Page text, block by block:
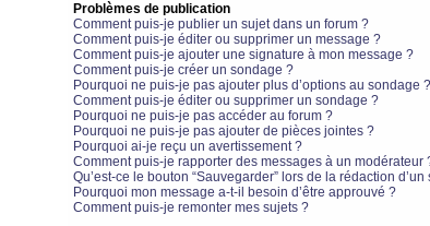
Problèmes de publication
Comment puis-je publier un sujet dans un forum ?
Comment puis-je éditer ou supprimer un message ?
Comment puis-je ajouter une signature à mon message ?
Comment puis-je créer un sondage ?
Pourquoi ne puis-je pas ajouter plus d’options au sondage ?
Comment puis-je éditer ou supprimer un sondage ?
Pourquoi ne puis-je pas accéder au forum ?
Pourquoi ne puis-je pas ajouter de pièces jointes ?
Pourquoi ai-je reçu un avertissement ?
Comment puis-je rapporter des messages à un modérateur
Qu’est-ce le bouton “Sauvegarder” lors de la rédaction d’un
Pourquoi mon message a-t-il besoin d’être approuvé ?
Comment puis-je remonter mes sujets ?